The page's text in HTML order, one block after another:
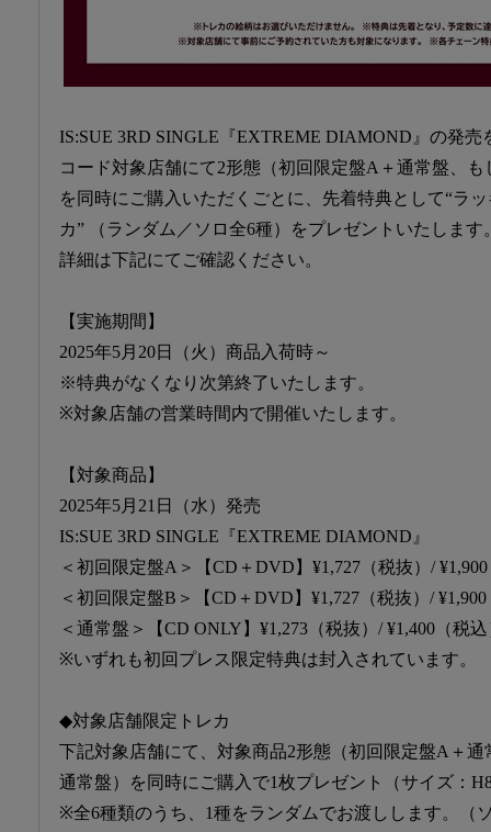
IS:SUE 3RD SINGLE『EXTREME DIAMOND』の発
コード対象店舗にて2形態（初回限定盤A＋通常盤、
を同時にご購入いただくごとに、先着特典として“ラ
カ” （ランダム／ソロ全6種）をプレゼントいたします
詳細は下記にてご確認ください。
【実施期間】
2025年5月20日（火）商品入荷時～
※特典がなくなり次第終了いたします。
※対象店舗の営業時間内で開催いたします。
【対象商品】
2025年5月21日（水）発売
IS:SUE 3RD SINGLE『EXTREME DIAMOND』
＜初回限定盤A＞【CD＋DVD】¥1,727（税抜）/
＜初回限定盤B＞【CD＋DVD】¥1,727（税抜）/
＜通常盤＞【CD ONLY】¥1,273（税抜）/ ¥1,400（税
※いずれも初回プレス限定特典は封入されています。
◆対象店舗限定トレカ
下記対象店舗にて、対象商品2形態（初回限定盤A＋
通常盤）を同時にご購入で1枚プレゼント（サイズ：
※全6種類のうち、1種をランダムでお渡しします。（